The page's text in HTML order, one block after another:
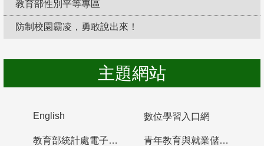
教育部性別平等專區
防制校園霸凌，勇敢說出來！
主題網站
English 數位學習入口網
教育部統計處電子書櫃 青年教育與就業儲蓄帳戶